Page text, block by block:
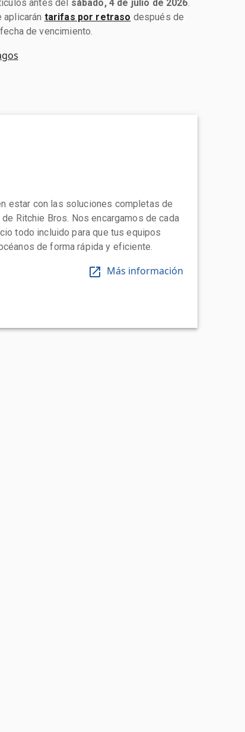
antes del sábado, 4 de julio de 2026.
aplicarán tarifas por retraso después de
fecha de vencimiento.
estar con las soluciones completas de
Ritchie Bros. Nos encargamos de cada
todo incluido para que tus equipos
de forma rápida y eficiente.
Más información